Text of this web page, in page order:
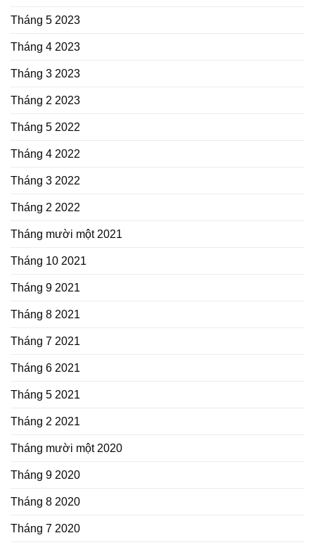
Tháng 5 2023
Tháng 4 2023
Tháng 3 2023
Tháng 2 2023
Tháng 5 2022
Tháng 4 2022
Tháng 3 2022
Tháng 2 2022
Tháng mười một 2021
Tháng 10 2021
Tháng 9 2021
Tháng 8 2021
Tháng 7 2021
Tháng 6 2021
Tháng 5 2021
Tháng 2 2021
Tháng mười một 2020
Tháng 9 2020
Tháng 8 2020
Tháng 7 2020